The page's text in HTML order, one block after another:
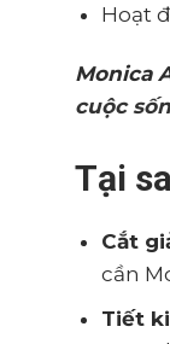
Hoạt
Monica
cuộc
Tại
Cắt
cần
Tiết